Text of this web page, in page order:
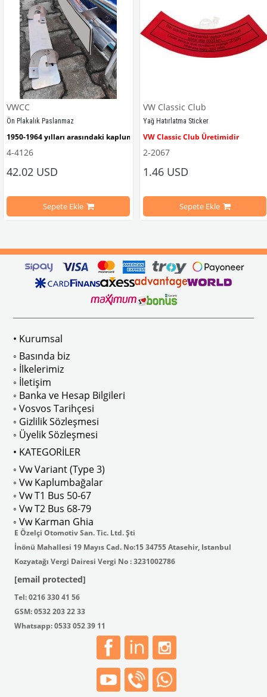
sürüş esnasında doğrudan gelen güneş ışığını keserek görüş
isteyenler için tercih edilir.
Ghia Modelleri İle Uyumludur
: AC711500 / 80500
VWCC
Ön Plakalık Paslanmaz
1950-1964 yılları arasındaki kaplumbağa modelleri ile uyumludur.
VWC Parça No: 4-4126
4-4126
42.02 USD
Sepete Ekle
VW Classic Club
Yağ Hatırlatma Sticker
VW Classic Club Üretimidir
1960-1967 Yılları Arasındaki T1
1968-1979 Yılları Arasındaki T2
2-2067
1.46 USD
Sepete Ekle
• Kurumsal
◦ Basında biz
◦ İlkelerimiz
◦ İletişim
◦ Banka ve Hesap Bilgileri
◦ Vosvos Tarihçesi
◦ Gizlilik Sözleşmesi
◦ Üyelik Sözleşmesi
• KATEGORİLER
◦ Vw Variant (Type 3)
◦ Vw Kaplumbağalar
◦ Vw T1 Bus 50-67
◦ Vw T2 Bus 68-79
◦ Vw Karman Ghia
E Özelçi Otomotiv San. Tic. Ltd. Şti
İnönü Mahallesi 19 Mayıs Cad. No:15 34755 Atasehir, Istanbul
Kozyatağı Vergi Dairesi Vergi No : 3231002786
[email protected]
Tel: 0216 330 41 56
GSM: 0532 203 22 33
Whatsapp: 0533 052 39 11